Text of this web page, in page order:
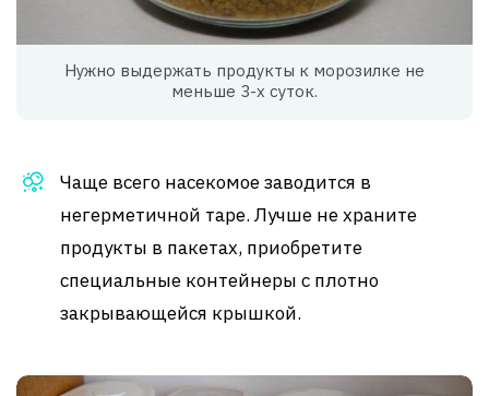
Нужно выдержать продукты к морозилке не
меньше 3-х суток.
Чаще всего насекомое заводится в
негерметичной таре. Лучше не храните
продукты в пакетах, приобретите
специальные контейнеры с плотно
закрывающейся крышкой.